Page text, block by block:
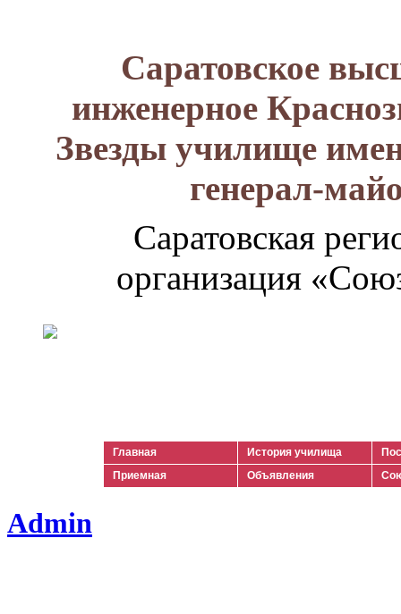
Саратовское
инженерное
Звезды училище
генерал-
Саратовская
организация
Главная История училища
Приемная
Объявления
Admin